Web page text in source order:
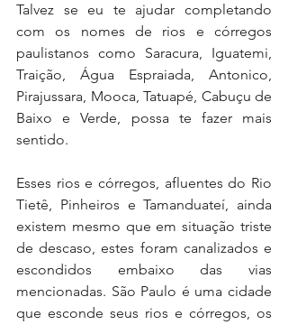
Talvez se eu te ajudar completando
com os nomes de rios e córregos
paulistanos como Saracura, Iguatemi,
Traição, Água Espraiada, Antonico,
Pirajussara, Mooca, Tatuapé, Cabuçu de
Baixo e Verde, possa te fazer mais
sentido.
Esses rios e córregos, afluentes do Rio
Tietê, Pinheiros e Tamanduateí, ainda
existem mesmo que em situação triste
de descaso, estes foram canalizados e
escondidos embaixo das vias
mencionadas. São Paulo é uma cidade
que esconde seus rios e córregos, os